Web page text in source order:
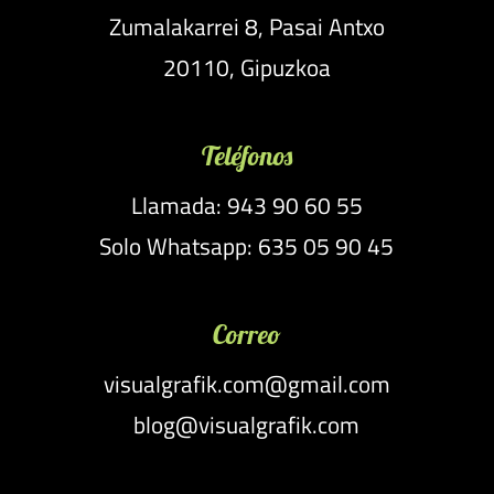
Zumalakarrei 8, Pasai Antxo
20110, Gipuzkoa
Teléfonos
Llamada: 943 90 60 55
Solo Whatsapp: 635 05 90 45
Correo
visualgrafik.com@gmail.com
blog@visualgrafik.com